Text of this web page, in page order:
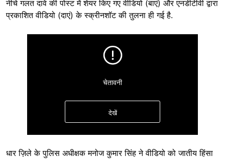
नीचे गलत दावे की पोस्ट में शेयर किए गए वीडियो (बाएं) और एनडीटीवी द्वारा
प्रकाशित वीडियो (दाएं) के स्क्रीनशॉट की तुलना ही गई है.
चेतावनी
देखें
धार ज़िले के पुलिस अधीक्षक मनोज कुमार सिंह ने वीडियो को जातीय हिंसा